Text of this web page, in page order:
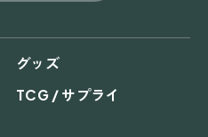
グッズ
TCG / サプライ